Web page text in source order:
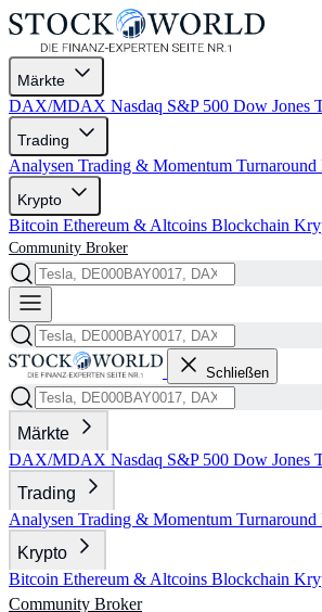
Märkte
DAX/MDAX Nasdaq S&P 500 Dow Jones
Trading
Analysen Trading & Momentum Turnaround
Krypto
Bitcoin Ethereum & Altcoins Blockchain
Community Broker
Schließen
Märkte
DAX/MDAX Nasdaq S&P 500 Dow Jones
Trading
Analysen Trading & Momentum Turnaround
Krypto
Bitcoin Ethereum & Altcoins Blockchain
Community Broker